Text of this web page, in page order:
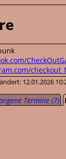
12.01.2026
Termine (7)